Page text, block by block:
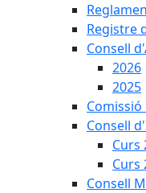
Registre
Consell
2026
2025
Consell
Curs
Curs
Consell